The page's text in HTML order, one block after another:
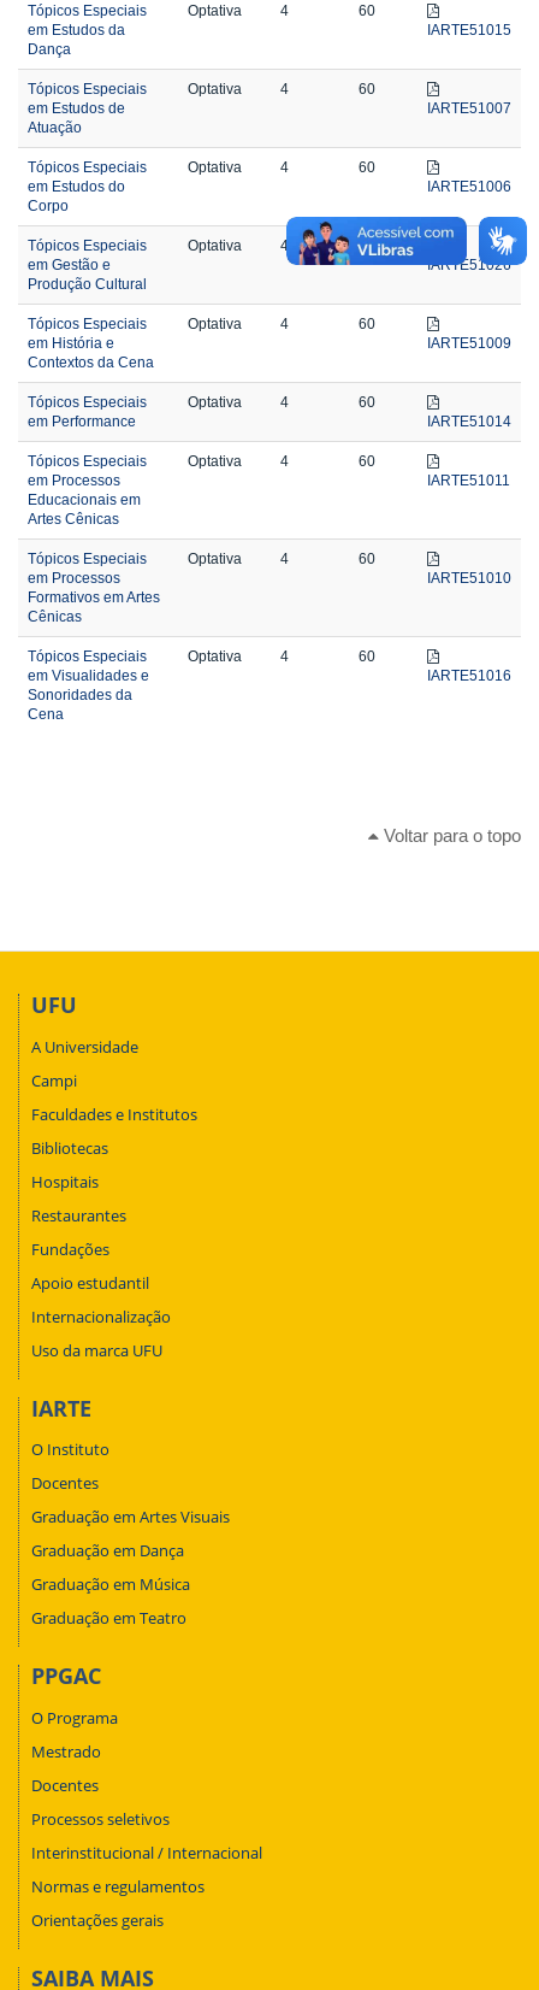
Tópicos Especiais
em Estudos da
Dança
Optativa 4
60
IARTE51015
Tópicos Especiais
em Estudos de
Atuação
Optativa 4
60
IARTE51007
Tópicos Especiais
em Estudos do
Corpo
Optativa 4
60
IARTE51006
Tópicos Especiais
em Gestão e
Produção Cultural
Optativa 4
60
IARTE51026
Tópicos Especiais
em História e
Contextos da Cena
Optativa 4
60
IARTE51009
Tópicos Especiais
em Performance
Optativa 4
60
IARTE51014
Tópicos Especiais
em Processos
Educacionais em
Artes Cênicas
Optativa 4
60
IARTE51011
Tópicos Especiais
em Processos
Formativos em Artes
Cênicas
Optativa 4
60
IARTE51010
Tópicos Especiais
em Visualidades e
Sonoridades da
Cena
Optativa 4
60
IARTE51016
Voltar para o topo
UFU
A Universidade
Campi
Faculdades e Institutos
Bibliotecas
Hospitais
Restaurantes
Fundações
Apoio estudantil
Internacionalização
Uso da marca UFU
IARTE
O Instituto
Docentes
Graduação em Artes Visuais
Graduação em Dança
Graduação em Música
Graduação em Teatro
PPGAC
O Programa
Mestrado
Docentes
Processos seletivos
Interinstitucional / Internacional
Normas e regulamentos
Orientações gerais
SAIBA MAIS